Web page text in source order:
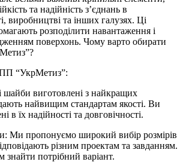
та надійність з’єднань в
виробництві та інших галузях. Ці
розподілити навантаження і
поверхонь. Чому варто обирати
“УкрМетиз”:
шайби виготовлені з найкращих
найвищим стандартам якості. Ви
в їх надійності та довговічності.
Ми пропонуємо широкий вибір розмірів
різним проектам та завданням.
потрібний варіант.